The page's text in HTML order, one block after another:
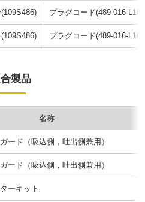
プラグコード(489-016-L10)
プラグコード(489-016-L10)
製品
名称
ード（吸込側，吐出側兼用）
ード（吸込側，吐出側兼用）
ーキット